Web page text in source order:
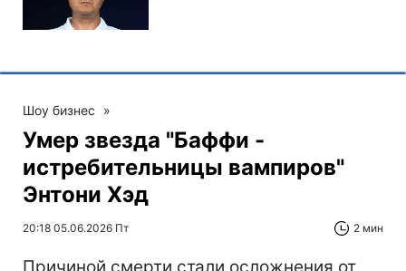
Шоу бизнес »
Умер звезда "Баффи -
истребительницы вампиров"
Энтони Хэд
20:18 05.06.2026 Пт 2 мин